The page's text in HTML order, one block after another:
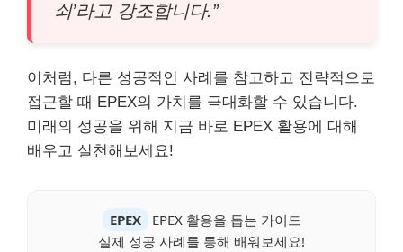
쇠’라고 강조합니다.”
이처럼, 다른 성공적인 사례를 참고하고 전략적으로
접근할 때 EPEX의 가치를 극대화할 수 있습니다.
미래의 성공을 위해 지금 바로 EPEX 활용에 대해
배우고 실천해보세요!
EPEX
EPEX 활용을 돕는 가이드
실제 성공 사례를 통해 배워보세요!